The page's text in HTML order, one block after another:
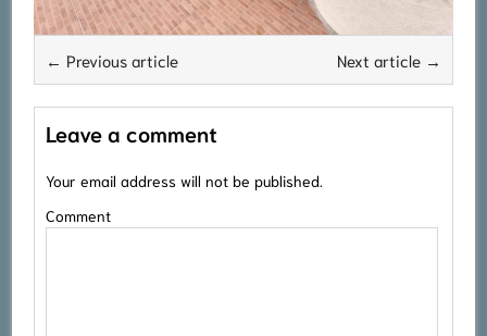
← Previous article Next article →
Leave a comment
Your email address will not be published.
Comment